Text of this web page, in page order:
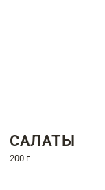
САЛАТЫ
200 г